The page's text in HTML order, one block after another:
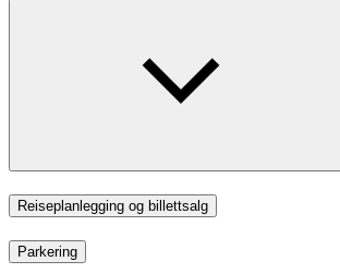
Reiseplanlegging og billettsalg
Parkering